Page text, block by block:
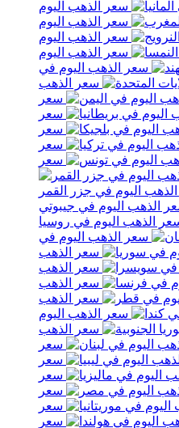
سعر الذهب اليوم
سعر الذهب اليوم
سعر الذهب اليوم
سعر الذهب اليوم
سعر الذهب اليوم في
سعر الذهب
سعر
سعر
سعر
سعر
سعر
اليوم في جزر القمر
الذهب اليوم في جيبوتي
الذهب اليوم في روسيا
سعر الذهب اليوم في
سعر الذهب
سعر الذهب
سعر الذهب
سعر الذهب
سعر الذهب اليوم
سعر الذهب
سعر
سعر
سعر
سعر
سعر
سعر